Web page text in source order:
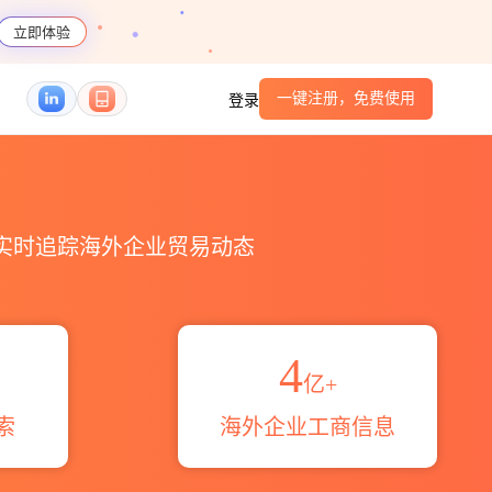
立即体验
登录 一键注册，免费使用
时追踪海外企业贸易动态
4亿+
海外企业工商信息